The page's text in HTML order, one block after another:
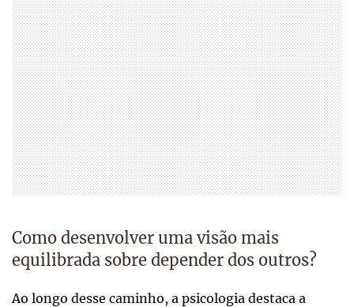
Como desenvolver uma visão mais
equilibrada sobre depender dos outros?
Ao longo desse caminho, a psicologia destaca a